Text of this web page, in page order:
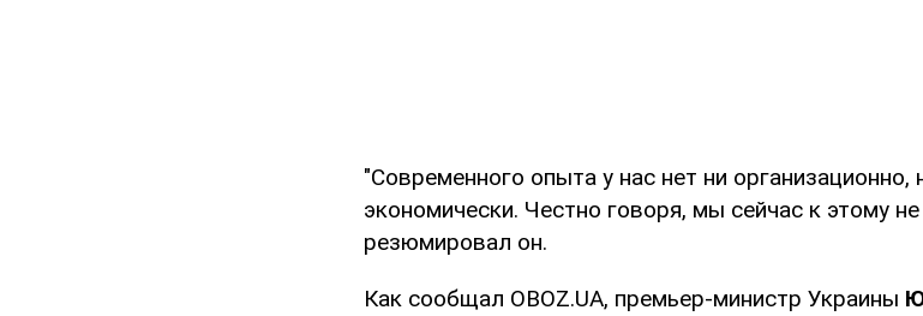
"Современного опыта у нас нет ни организационно,
экономически. Честно говоря, мы сейчас к этому
резюмировал он.
Как сообщал OBOZ.UA, премьер-министр Украины